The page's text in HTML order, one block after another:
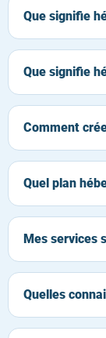
Que signifie
Que signifie
Comment
Quel plan
Mes services
Quelles